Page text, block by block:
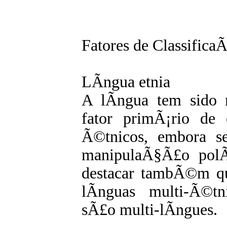
Fatores de
LÃ­ngua etnia
A lÃ­ngua tem sido
fator primÃ¡rio de
Ã©tnicos, embora
manipulaÃ§Ã£o
destacar tambÃ©m
lÃ­nguas multi-
sÃ£o multi-lÃ­ngues.